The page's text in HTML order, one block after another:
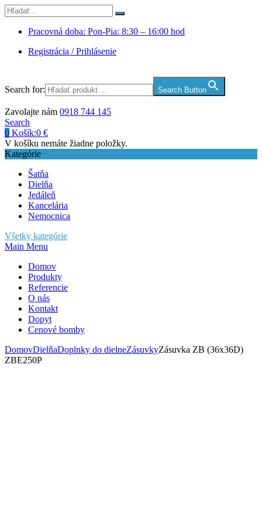
Pracovná doba: Pon-Pia: 8:30 – 16:00 hod
Registrácia / Prihlásenie
Search for: Search Button
Zavolajte nám 0918 744 145
Search
0 Košík:0 €
V košíku nemáte žiadne položky.
Kategórie
Šatňa
Dielňa
Jedáleň
Kancelária
Nemocnica
Všetky kategórie
Main Menu
Domov
Produkty
Referencie
O nás
Kontakt
Dopyt
Cenové bomby
DomovDielňaDoplnky do dielneZásuvkyZásuvka ZB (36x36D)
ZBE250P